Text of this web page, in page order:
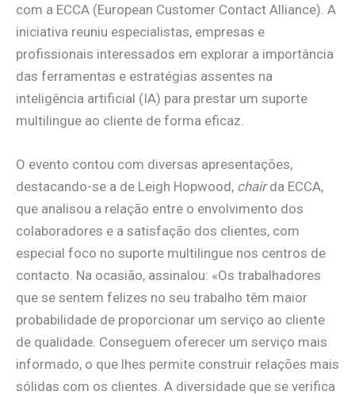
com a ECCA (European Customer Contact Alliance). A
iniciativa reuniu especialistas, empresas e
profissionais interessados em explorar a importância
das ferramentas e estratégias assentes na
inteligência artificial (IA) para prestar um suporte
multilingue ao cliente de forma eficaz.
O evento contou com diversas apresentações,
destacando-se a de Leigh Hopwood, chairda ECCA,
que analisou a relação entre o envolvimento dos
colaboradores e a satisfação dos clientes, com
especial foco no suporte multilingue nos centros de
contacto. Na ocasião, assinalou: «Os trabalhadores
que se sentem felizes no seu trabalho têm maior
probabilidade de proporcionar um serviço ao cliente
de qualidade. Conseguem oferecer um serviço mais
informado, o que lhes permite construir relações mais
sólidas com os clientes. A diversidade que se verifica